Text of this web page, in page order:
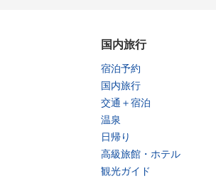
国内旅行
宿泊予約
国内旅行
交通＋宿泊
温泉
日帰り
高級旅館・ホテル
観光ガイド